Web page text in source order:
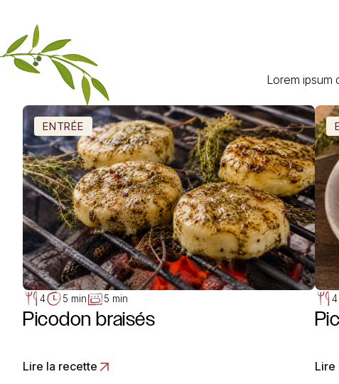
Lorem ipsum
ENTRÉE
4 5 min 5 min
Picodon braisés
Lire la recette
4
Lire